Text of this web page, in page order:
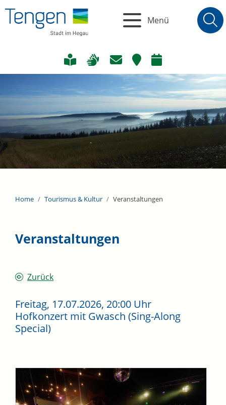
Menü
Home Tourismus & Kultur Veranstaltungen
Veranstaltungen
Zurück
Freitag, 17.07.2026, 20:00 Uhr
Hofkonzert mit Gwasch (Sing-Along
Special)